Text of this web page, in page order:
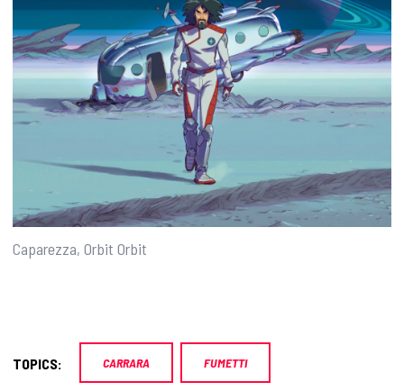
Caparezza, Orbit Orbit
TOPICS: CARRARA FUMETTI